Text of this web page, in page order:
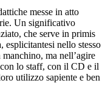
messe in atto
Un significativo
che serve in primis
esplicitantesi nello stesso
ma nell’agire
lo staff, con il CD e il
utilizzo sapiente e ben